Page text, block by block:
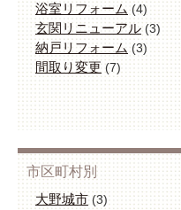
浴室リフォーム (4)
玄関リニューアル(3)
納戸リフォーム(3)
間取り変更 (7)
市区町村別
大野城市(3)